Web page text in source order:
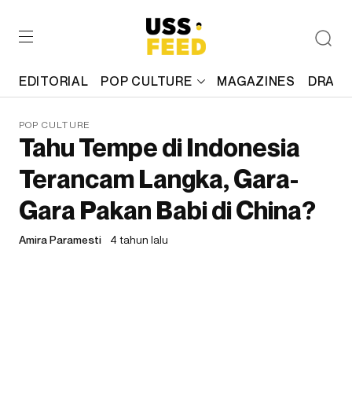
EDITORIAL POP CULTURE MAGAZINES
POP CULTURE
Tahu Tempe di Indonesia
Terancam Langka, Gara-
Gara Pakan Babi di China?
Amira Paramesti 4 tahun lalu